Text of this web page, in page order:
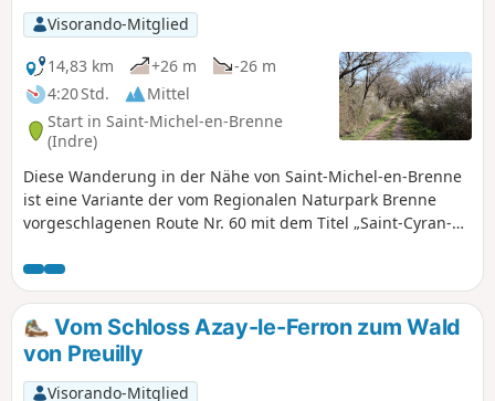
Visorando-Mitglied
14,83 km
+26 m
-26 m
4:20 Std.
Mittel
Start in Saint-Michel-en-Brenne
(Indre)
Diese Wanderung in der Nähe von Saint-Michel-en-Brenne
ist eine Variante der vom Regionalen Naturpark Brenne
vorgeschlagenen Route Nr. 60 mit dem Titel „Saint-Cyran-
denen man unter anderem die im 7. Jahrhundert erbaute
Abtei von Saint-Cyran sowie die idyllischen und waldreichen
Landschaften der Brenne entdecken kann, und endet am
Observatorium des Étang des Essarts im Naturschutzgebiet
Chérine.
Vom Schloss Azay-le-Ferron zum Wald
von Preuilly
Visorando-Mitglied